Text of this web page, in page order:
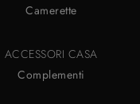
Camerette
ACCESSORI CASA
Complementi